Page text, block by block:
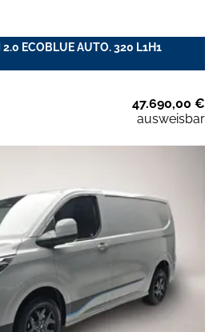
ECOBLUE AUTO. 320 L1H1
47.690,00 €
ausweisbar